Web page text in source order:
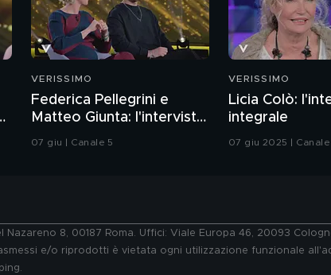
VERISSIMO
Federica Pellegrini e
Matteo Giunta: l'intervista
integrale
07 giu | Canale 5
VERISSIMO
Licia Colò:
integrale
07 giu 2025 | Canale
8, 00187 Roma. Uffici: Viale Europa 46, 20093
e/o riprodotti è vietata ogni utilizzazione funzionale